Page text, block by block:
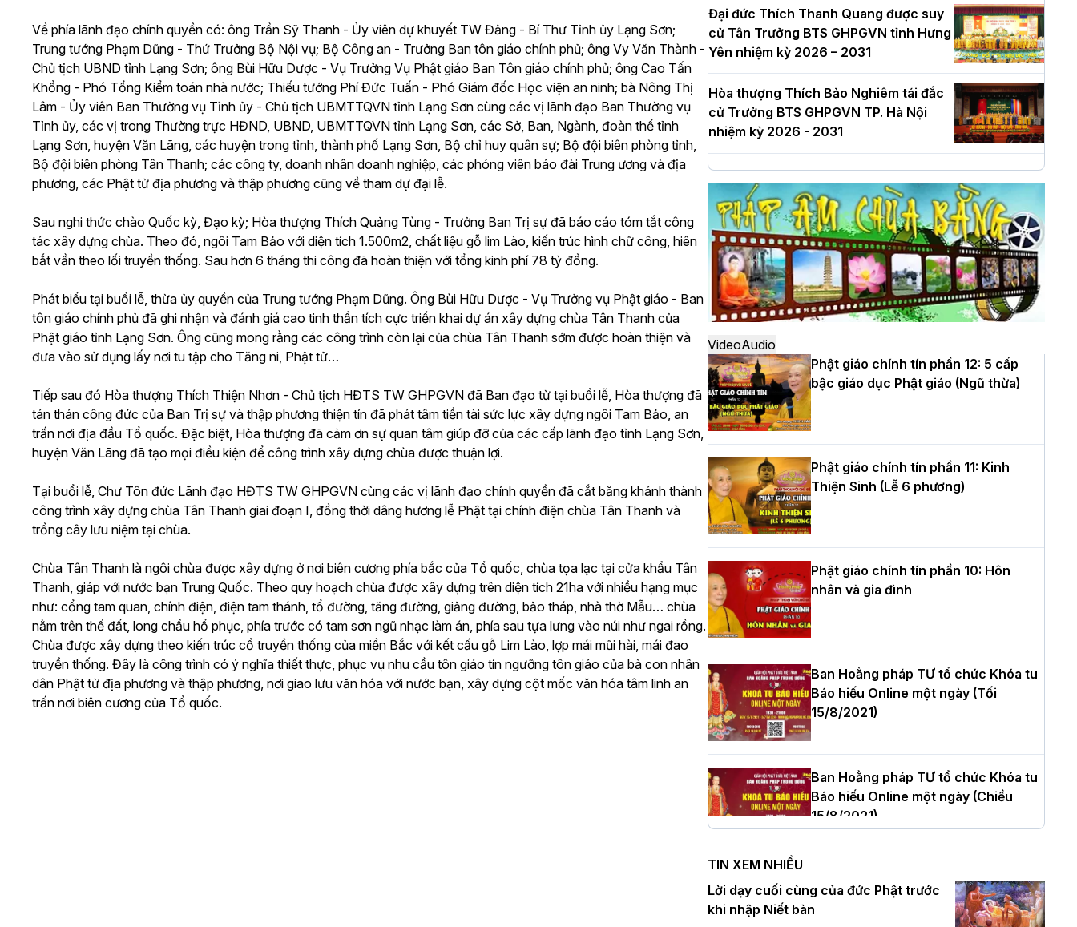
Về phía lãnh đạo chính quyền có: ông Trần Sỹ Thanh - Ủy viên dự khuyết TW Đảng - Bí Thư Tỉnh ủy Lạng Sơn;
Trung tướng Phạm Dũng - Thứ Trưởng Bộ Nội vụ; Bộ Công an - Trưởng Ban tôn giáo chính phủ; ông Vy Văn Thành -
Chủ tịch UBND tỉnh Lạng Sơn; ông Bùi Hữu Dược - Vụ Trưởng Vụ Phật giáo Ban Tôn giáo chính phủ; ông Cao Tấn
Khổng - Phó Tổng Kiểm toán nhà nước; Thiếu tướng Phí Đức Tuấn - Phó Giám đốc Học viện an ninh; bà Nông Thị
Lâm - Ủy viên Ban Thường vụ Tỉnh ủy - Chủ tịch UBMTTQVN tỉnh Lạng Sơn cùng các vị lãnh đạo Ban Thường vụ
Tỉnh ủy, các vị trong Thường trực HĐND, UBND, UBMTTQVN tỉnh Lạng Sơn, các Sở, Ban, Ngành, đoàn thể tỉnh
Lạng Sơn, huyện Văn Lãng, các huyện trong tỉnh, thành phố Lạng Sơn, Bộ chỉ huy quân sự; Bộ đội biên phòng tỉnh,
Bộ đội biên phòng Tân Thanh; các công ty, doanh nhân doanh nghiệp, các phóng viên báo đài Trung ương và địa
phương, các Phật tử địa phương và thập phương cũng về tham dự đại lễ.
Sau nghi thức chào Quốc kỳ, Đạo kỳ; Hòa thượng Thích Quảng Tùng - Trưởng Ban Trị sự đã báo cáo tóm tắt công
tác xây dựng chùa. Theo đó, ngôi Tam Bảo với diện tích 1.500m2, chất liệu gỗ lim Lào, kiến trúc hình chữ công, hiên
bắt vần theo lối truyền thống. Sau hơn 6 tháng thi công đã hoàn thiện với tổng kinh phí 78 tỷ đồng.
Phát biểu tại buổi lễ, thừa ủy quyền của Trung tướng Phạm Dũng. Ông Bùi Hữu Dược - Vụ Trưởng vụ Phật giáo - Ban
tôn giáo chính phủ đã ghi nhận và đánh giá cao tinh thần tích cực triển khai dự án xây dựng chùa Tân Thanh của
Phật giáo tỉnh Lạng Sơn. Ông cũng mong rằng các công trình còn lại của chùa Tân Thanh sớm được hoàn thiện và
đưa vào sử dụng lấy nơi tu tập cho Tăng ni, Phật tử…
Tiếp sau đó Hòa thượng Thích Thiện Nhơn - Chủ tịch HĐTS TW GHPGVN đã Ban đạo từ tại buổi lễ, Hòa thượng đã
tán thán công đức của Ban Trị sự và thập phương thiện tín đã phát tâm tiền tài sức lực xây dựng ngôi Tam Bảo, an
trấn nơi địa đầu Tổ quốc. Đặc biệt, Hòa thượng đã cảm ơn sự quan tâm giúp đỡ của các cấp lãnh đạo tỉnh Lạng Sơn,
huyện Văn Lãng đã tạo mọi điều kiện để công trình xây dựng chùa được thuận lợi.
Tại buổi lễ, Chư Tôn đức Lãnh đạo HĐTS TW GHPGVN cùng các vị lãnh đạo chính quyền đã cắt băng khánh thành
công trình xây dựng chùa Tân Thanh giai đoạn I, đồng thời dâng hương lễ Phật tại chính điện chùa Tân Thanh và
trồng cây lưu niệm tại chùa.
Chùa Tân Thanh là ngôi chùa được xây dựng ở nơi biên cương phía bắc của Tổ quốc, chùa tọa lạc tại cửa khẩu Tân
Thanh, giáp với nước bạn Trung Quốc. Theo quy hoạch chùa được xây dựng trên diện tích 21ha với nhiều hạng mục
như: cổng tam quan, chính điện, điện tam thánh, tổ đường, tăng đường, giảng đường, bảo tháp, nhà thờ Mẫu… chùa
nằm trên thế đất, long chầu hổ phục, phía trước có tam sơn ngũ nhạc làm án, phía sau tựa lưng vào núi như ngai rồng.
Chùa được xây dựng theo kiến trúc cổ truyền thống của miền Bắc với kết cấu gỗ Lim Lào, lợp mái mũi hài, mái đao
truyền thống. Đây là công trình có ý nghĩa thiết thực, phục vụ nhu cầu tôn giáo tín ngưỡng tôn giáo của bà con nhân
dân Phật tử địa phương và thập phương, nơi giao lưu văn hóa với nước bạn, xây dựng cột mốc văn hóa tâm linh an
trấn nơi biên cương của Tổ quốc.
Đại đức Thích Thanh Quang được suy
cử Tân Trưởng BTS GHPGVN tỉnh Hưng
Yên nhiệm kỳ 2026 – 2031
Hòa thượng Thích Bảo Nghiêm tái đắc
cử Trưởng BTS GHPGVN TP. Hà Nội
nhiệm kỳ 2026 - 2031
Hà Nội: Long trọng lễ khởi công xây
dựng Trung tâm văn hóa Phật giáo Thủ
đô
Hà Nội: Ngày tu học cuối cùng khép lại
khóa sinh hoạt Phật pháp mùa hè lần
thứ XIV tại chùa Bằng
Học yêu thương trong ngày tu tập thứ
tư của Khóa sinh hoạt Phật pháp mùa
hè tại chùa Bằng
HT.Thích Thọ Lạc được suy cử làm tân
Trưởng BTS GHPGVN tỉnh Nghệ An
Hòa thượng Thích Quảng Tùng tái đắc
cử Trưởng BTS GHPGVN thành phố Hải
Phòng nhiệm kỳ 2026 – 2031
Thượng tọa Thích Tâm Chính được suy
cử tân Trưởng ban Trị sự GHPGVN tỉnh
Hà Nội: Tăng Ni Trường hạ Bồ Đề trang
nghiêm tác pháp Tiền an cư PL.2570 –
DL.2026
VideoAudio
Phật giáo chính tín phần 12: 5 cấp
bậc giáo dục Phật giáo (Ngũ thừa)
Phật giáo chính tín phần 11: Kinh
Thiện Sinh (Lễ 6 phương)
Phật giáo chính tín phần 10: Hôn
nhân và gia đình
Ban Hoằng pháp TƯ tổ chức Khóa tu
Báo hiếu Online một ngày (Tối
15/8/2021)
Ban Hoằng pháp TƯ tổ chức Khóa tu
Báo hiếu Online một ngày (Chiều
15/8/2021)
Ban Hoằng pháp TƯ tổ chức Khóa tu
Báo hiếu Online một ngày (Sáng
15/8/2021)
TIN XEM NHIỀU
Lời dạy cuối cùng của đức Phật trước
khi nhập Niết bàn